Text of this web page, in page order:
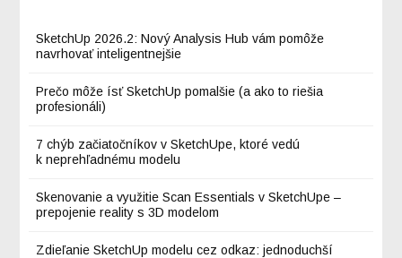
SketchUp 2026.2: Nový Analysis Hub vám pomôže
navrhovať inteligentnejšie
Prečo môže ísť SketchUp pomalšie (a ako to riešia
profesionáli)
7 chýb začiatočníkov v SketchUpe, ktoré vedú
k neprehľadnému modelu
Skenovanie a využitie Scan Essentials v SketchUpe –
prepojenie reality s 3D modelom
Zdieľanie SketchUp modelu cez odkaz: jednoduchší